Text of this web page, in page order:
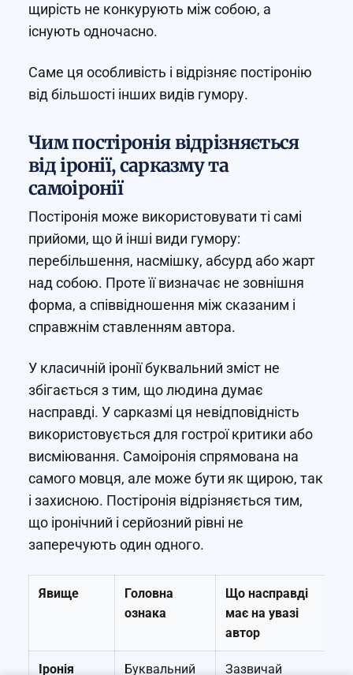
щирість не конкурують між собою, а
існують одночасно.
Саме ця особливість і відрізняє постіронію
від більшості інших видів гумору.
Чим постіронія відрізняється
від іронії, сарказму та
самоіронії
Постіронія може використовувати ті самі
прийоми, що й інші види гумору:
перебільшення, насмішку, абсурд або жарт
над собою. Проте її визначає не зовнішня
форма, а співвідношення між сказаним і
справжнім ставленням автора.
У класичній іронії буквальний зміст не
збігається з тим, що людина думає
насправді. У сарказмі ця невідповідність
використовується для гострої критики або
висміювання. Самоіронія спрямована на
самого мовця, але може бути як щирою, так
і захисною. Постіронія відрізняється тим,
що іронічний і серйозний рівні не
заперечують один одного.
Явище
Головна
ознака
Що насправді
має на увазі
автор
Іронія Буквальний Зазвичай